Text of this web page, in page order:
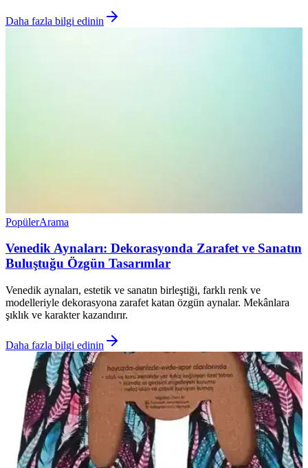
Daha fazla bilgi edinin
PopülerArama
Venedik Aynaları: Dekorasyonda Zarafet ve Sanatın
Buluştuğu Özgün Tasarımlar
Venedik aynaları, estetik ve sanatın birleştiği, farklı renk ve
modelleriyle dekorasyona zarafet katan özgün aynalar. Mekânlara
şıklık ve karakter kazandırır.
Daha fazla bilgi edinin